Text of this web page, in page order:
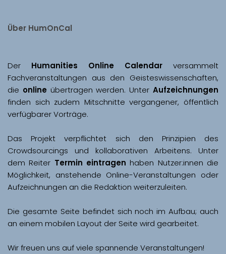
Über HumOnCal
Der Humanities Online Calendar versammelt
Fachveranstaltungen aus den Geisteswissenschaften,
die online übertragen werden. Unter Aufzeichnungen
finden sich zudem Mitschnitte vergangener, öffentlich
Das Projekt verpflichtet sich den Prinzipien des
Crowdsourcings und kollaborativen Arbeitens. Unter
dem Reiter Termin eintragen haben Nutzer:innen die
Möglichkeit, anstehende Online-Veranstaltungen oder
Aufzeichnungen an die Redaktion weiterzuleiten.
Die gesamte Seite befindet sich noch im Aufbau; auch
Wir freuen uns auf viele spannende Veranstaltungen!